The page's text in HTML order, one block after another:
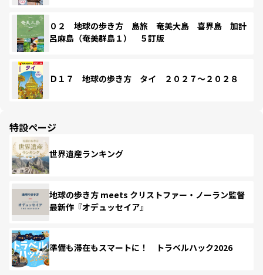
０２ 地球の歩き方 島旅 奄美大島 喜界島 加計
呂麻島（奄美群島１） ５訂版
Ｄ１７ 地球の歩き方 タイ ２０２７～２０２８
特設ページ
世界遺産ランキング
地球の歩き方 meets クリストファー・ノーラン監督
最新作『オデュッセイア』
準備も滞在もスマートに！ トラベルハック2026